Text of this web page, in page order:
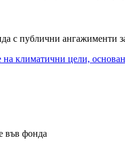
с публични ангажименти
климатични цели,
във фонда